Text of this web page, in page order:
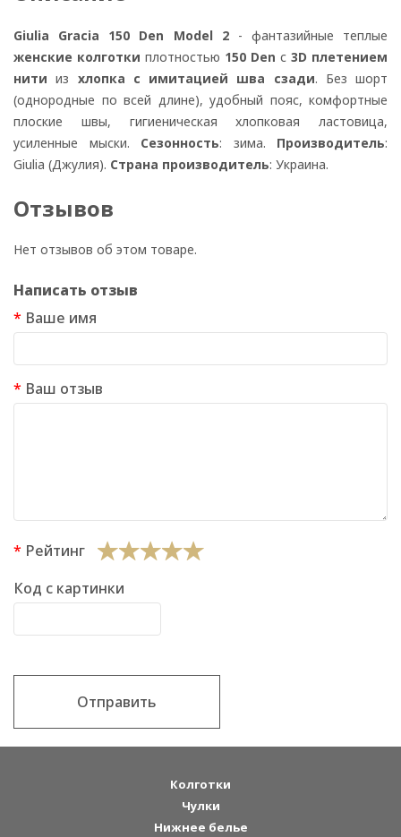
Giulia Gracia 150 Den Model 2- фантазийные теплые
женские колготки плотностью 150 Den с 3D плетением
нити из хлопка с имитацией шва сзади. Без шорт
(однородные по всей длине), удобный пояс, комфортные
плоские швы, гигиеническая хлопковая ластовица,
усиленные мыски. Сезонность: зима. Производитель:
Giulia (Джулия). Страна производитель: Украина.
Отзывов
Нет отзывов об этом товаре.
Написать отзыв
Ваше имя
Ваш отзыв
Рейтинг
Код с картинки
Отправить
Колготки
Чулки
Нижнее белье